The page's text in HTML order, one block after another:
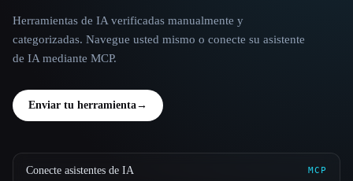
Herramientas de IA verificadas manualmente y
categorizadas. Navegue usted mismo o conecte su asistente
de IA mediante MCP.
Enviar tu herramienta→
Conecte asistentes de IA MCP